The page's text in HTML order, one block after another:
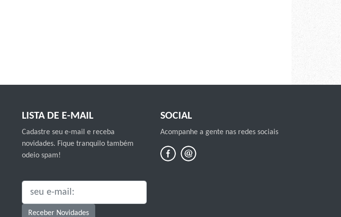
LISTA DE E-MAIL
Cadastre seu e-mail e receba
novidades. Fique tranquilo também
odeio spam!
SEU E-MAIL:
Receber Novidades
SOCIAL
Acompanhe a gente nas redes sociais